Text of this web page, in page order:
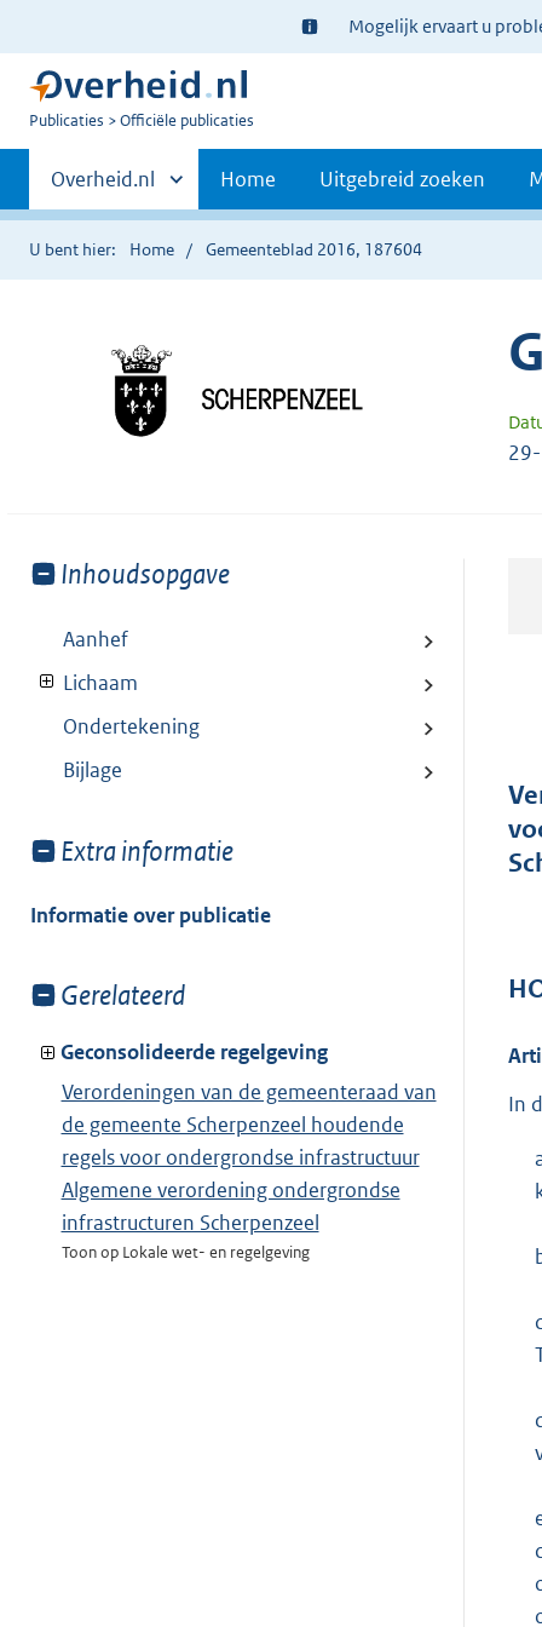
Ter
informatie:
Mogelijk ervaart u
U
Publicaties Officiële publicaties
Primaire
navigatie
Andere
sites
binnen
Overheid.nl Home Uitgebreid zoeken
U bent hier: Home Gemeenteblad 2016, 187604
Toon
van:
Inhoudsopgave
Aanhef
Lichaam
Ondertekening
Bijlage
Toon
van:
Extra informatie
Informatie over publicatie
Toon
van:
Gerelateerd
Geconsolideerde regelgeving
Verordeningen van de gemeenteraad van
de gemeente Scherpenzeel houdende
regels voor ondergrondse infrastructuur
Algemene verordening ondergrondse
infrastructuren Scherpenzeel
Toon op Lokale wet- en regelgeving
In